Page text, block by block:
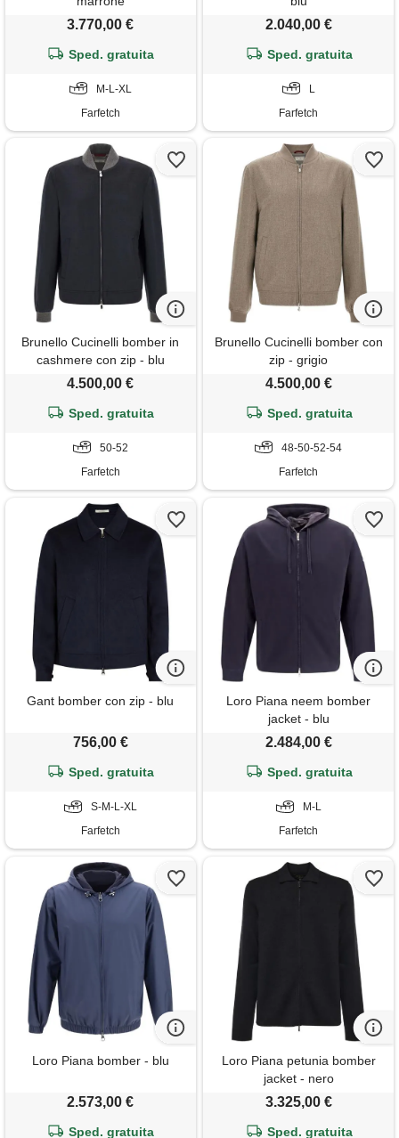
3.770,00 €
Sped. gratuita
M-L-XL
Farfetch
2.040,00 €
Sped. gratuita
L
Farfetch
Brunello Cucinelli bomber in
cashmere con zip - blu
4.500,00 €
Sped. gratuita
50-52
Farfetch
Brunello Cucinelli bomber con
zip - grigio
4.500,00 €
Sped. gratuita
48-50-52-54
Farfetch
Gant bomber con zip - blu
756,00 €
Sped. gratuita
S-M-L-XL
Farfetch
Loro Piana neem bomber
jacket - blu
2.484,00 €
Sped. gratuita
M-L
Farfetch
Loro Piana bomber - blu
2.573,00 €
Sped. gratuita
Loro Piana petunia bomber
jacket - nero
3.325,00 €
Sped. gratuita